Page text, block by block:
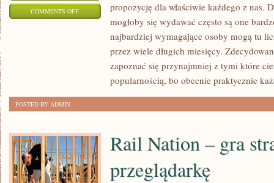
COMMENTS OFFON
GOODGAME
propozycję dla właściwie każdego z nas.
mogłoby się wydawać często są one
najbardziej wymagające osoby mogą tu
przez wiele długich miesięcy.
zapoznać się przynajmniej z tymi które
popularnością, bo obecnie praktycznie
POSTED BY ADMIN
Rail Nation – gra
przeglądarkę